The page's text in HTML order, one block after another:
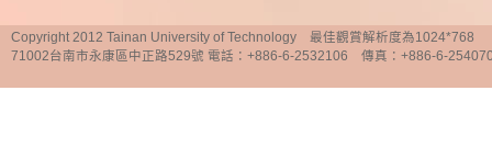
Copyright 2012 Tainan University of Technology 最佳觀賞解析度為1024*768
71002台南市永康區中正路529號 電話：+886-6-2532106 傳真：+886-6-